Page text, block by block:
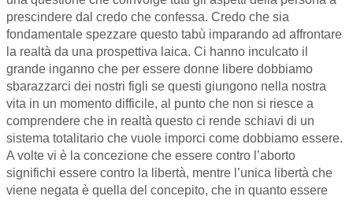
prescindere dal credo che confessa. Credo che sia
fondamentale spezzare questo tabù imparando ad affrontare
la realtà da una prospettiva laica. Ci hanno inculcato il
grande inganno che per essere donne libere dobbiamo
sbarazzarci dei nostri figli se questi giungono nella nostra
vita in un momento difficile, al punto che non si riesce a
comprendere che in realtà questo ci rende schiavi di un
sistema totalitario che vuole imporci come dobbiamo essere.
A volte vi è la concezione che essere contro l’aborto
significhi essere contro la libertà, mentre l’unica libertà che
viene negata è quella del concepito, che in quanto essere